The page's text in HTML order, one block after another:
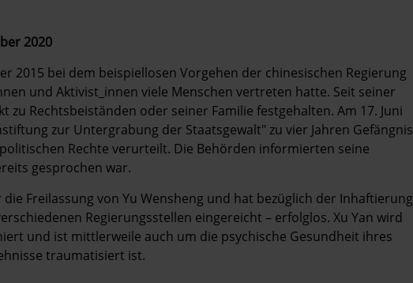
2020
2015 bei dem beispiellosen Vorgehen der chinesischen Regierung
und Aktivist_innen viele Menschen vertreten hatte. Seit seiner
zu Rechtsbeiständen oder seiner Familie festgehalten. Am 17. Juni
zur Untergrabung der Staatsgewalt" zu vier Jahren Gefängnis
Rechte verurteilt. Die Behörden informierten seine
gesprochen war.
Freilassung von Yu Wensheng und hat bezüglich der Inhaftierung
Regierungsstellen eingereicht – erfolglos. Xu Yan wird
und ist mittlerweile auch um die psychische Gesundheit ihres
traumatisiert ist.